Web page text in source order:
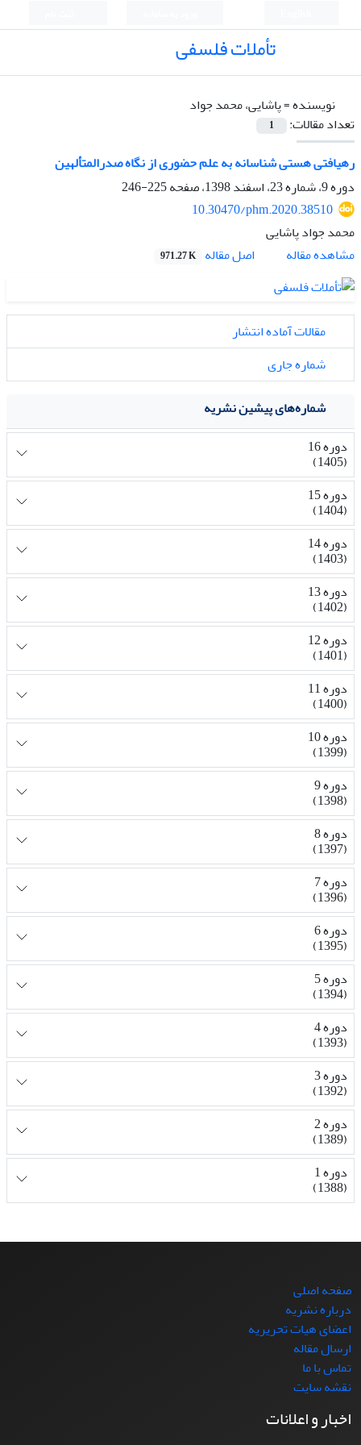
تأملات فلسفی
نویسنده =پاشایی، محمد جواد
تعداد مقالات:
1
رهیافتی هستی شناسانه به علم حضوری از نگاه صدرالمتألهین
دوره 9، شماره 23، اسفند 1398، صفحه
225-246
10.30470/phm.2020.38510
محمد جواد پاشایی
مشاهده مقاله
اصل مقاله 971.27 K
مقالات آماده انتشار
شماره جاری
شماره‌های پیشین نشریه
دوره 16
(1405)
دوره 15
(1404)
دوره 14
(1403)
دوره 13
(1402)
دوره 12
(1401)
دوره 11
(1400)
دوره 10
(1399)
دوره 9
(1398)
دوره 8
(1397)
دوره 7
(1396)
دوره 6
(1395)
دوره 5
(1394)
دوره 4
(1393)
دوره 3
(1392)
دوره 2
(1389)
دوره 1
(1388)
صفحه اصلی
درباره نشریه
اعضای هیات تحریریه
ارسال مقاله
تماس با ما
نقشه سایت
اخبار و اعلانات